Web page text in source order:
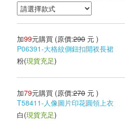
加99元購買 (原價:290 元 )
P06391-大格紋側鈕扣開衩長裙
粉(現貨充足)
加79元購買 (原價:270 元 )
T58411-人像圖片印花圓領上衣
白(現貨充足)